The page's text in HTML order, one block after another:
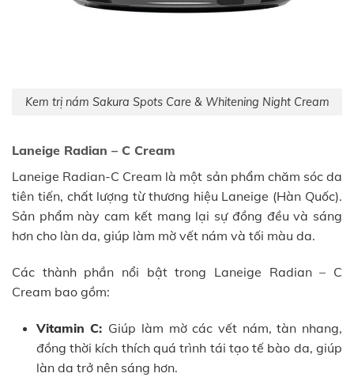
Kem trị nám Sakura Spots Care & Whitening Night Cream
Laneige Radian – C Cream
Laneige Radian-C Cream là một sản phẩm chăm sóc da
tiên tiến, chất lượng từ thương hiệu Laneige (Hàn Quốc).
Sản phẩm này cam kết mang lại sự đồng đều và sáng
hơn cho làn da, giúp làm mờ vết nám và tối màu da.
Các thành phần nổi bật trong Laneige Radian – C
Cream bao gồm:
Vitamin C: Giúp làm mờ các vết nám, tàn nhang,
đồng thời kích thích quá trình tái tạo tế bào da, giúp
làn da trở nên sáng hơn.